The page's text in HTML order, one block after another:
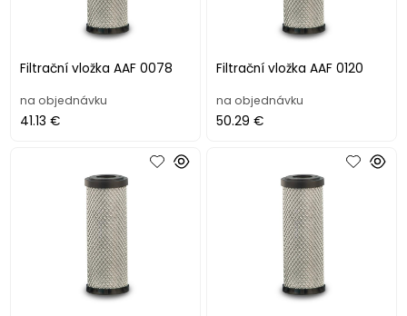
Filtrační vložka AAF 0078
na objednávku
41.13 €
Filtrační vložka AAF 0120
na objednávku
50.29 €